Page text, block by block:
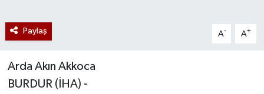
Paylaş A- A+
Arda Akın Akkoca
BURDUR (İHA) -